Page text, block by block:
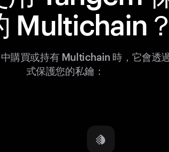
Multichain？
購買或持有 Multichain 時，它會透
式保護您的私鑰：